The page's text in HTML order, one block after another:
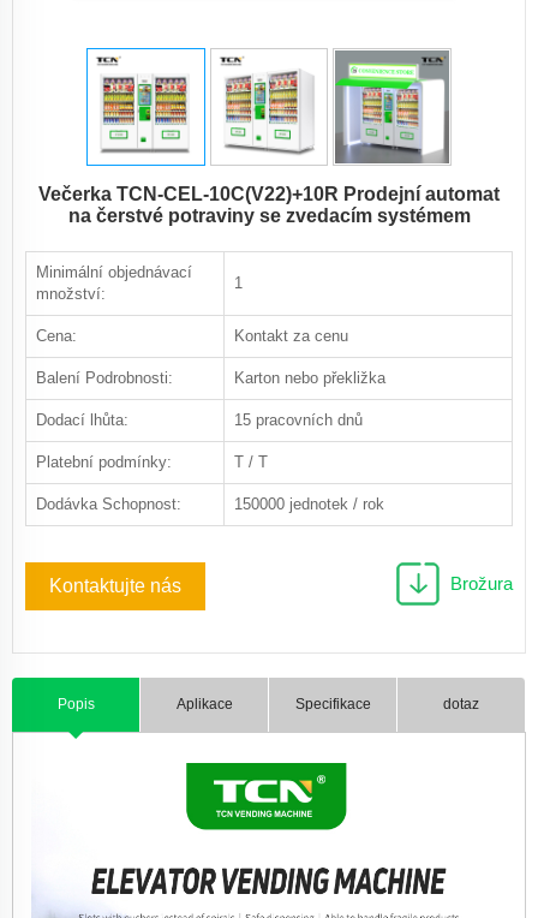
Večerka TCN-CEL-10C(V22)+10R Prodejní automat
na čerstvé potraviny se zvedacím systémem
Minimální objednávací
množství:
1
Cena: Kontakt za cenu
Balení Podrobnosti: Karton nebo překližka
Dodací lhůta: 15 pracovních dnů
Platební podmínky: T / T
Dodávka Schopnost: 150000 jednotek / rok
Kontaktujte nás Brožura
Popis Aplikace Specifikace dotaz